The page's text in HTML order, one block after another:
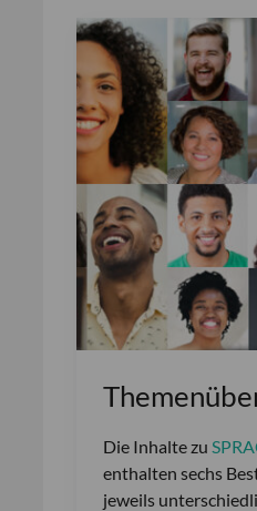
Die Inhalte zu
enthalten sechs
jeweils